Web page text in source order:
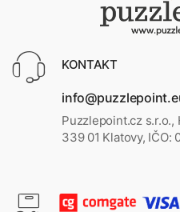
KONTAKT
Puzzlepoint.cz
339 01 Klatovy, IČO: